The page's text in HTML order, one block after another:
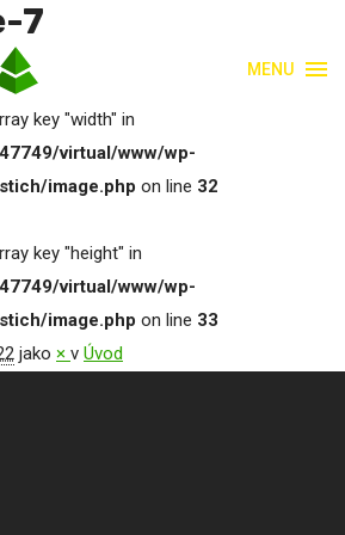
MENU
7
key "width" in
virtual/www/wp-
image.php on line 32
key "height" in
virtual/www/wp-
image.php on line 33
jako × v Úvod